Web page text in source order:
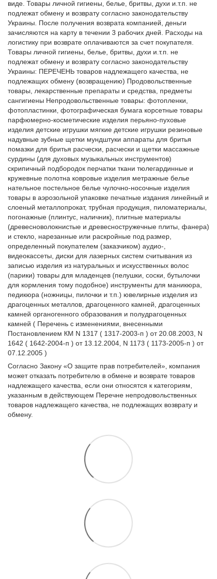
виде. Товары личной гигиены, белье, бритвы, духи и.т.п. не
подлежат обмену и возврату согласно законодательству
Украины. После получения возврата компанией, деньги
зачисляются на карту в течении 3 рабочих дней. Расходы на
логистику при возврате оплачиваются за счет покупателя.
Товары личной гигиены, белье, бритвы, духи и.т.п. не
подлежат обмену и возврату согласно законодательству
Украины: ПЕРЕЧЕНЬ товаров надлежащего качества, не
подлежащих обмену (возвращению) Продовольственные
товары, лекарственные препараты и средства, предметы
сангигиены Непродовольственные товары: фотопленки,
фотопластинки, фотографическая бумага корсетные товары
парфюмерно-косметические изделия перьяно-пуховые
изделия детские игрушки мягкие детские игрушки резиновые
надувные зубные щетки мундштуки аппараты для бритья
помазки для бритья расчески, расчески и щетки массажные
сурдины (для духовых музыкальных инструментов)
скрипичный подбородок перчатки ткани тюлегардинные и
кружевные полотна ковровые изделия метражные белье
нательное постельное белье чулочно-носочные изделия
товары в аэрозольной упаковке печатные издания линейный и
слоеный металлопрокат, трубная продукция, пиломатериалы,
погонажные (плинтус, наличник), плитные материалы
(древесноволокнистые и древесностружечные плиты, фанера)
и стекло, нарезанные или раскройные под размер,
определенный покупателем (заказчиком) аудио-,
видеокассеты, диски для лазерных систем считывания из
записью изделия из натуральных и искусственных волос
(парики) товары для младенцев (пелушки, соски, бутылочки
для кормления тому подобное) инструменты для маникюра,
педикюра (ножницы, пилочки и т.п.) ювелирные изделия из
драгоценных металлов, драгоценного камней, драгоценных
камней органогенного образования и полудрагоценных
камней ( Перечень с изменениями, внесенными
Постановлением КМ N 1317 ( 1317-2003-п ) от 20.08.2003, N
1642 ( 1642-2004-п ) от 13.12.2004, N 1173 ( 1173-2005-п ) от
07.12.2005 )
Согласно Закону «О защите прав потребителей» , компания
может отказать потребителю в обмене и возврате товаров
надлежащего качества, если они относятся к категориям,
указанным в действующем Перечне непродовольственных
товаров надлежащего качества, не подлежащих возврату и
обмену.